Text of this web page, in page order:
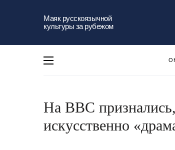
Маяк русскоязычной
культуры за рубежом
На BBC
искусственно